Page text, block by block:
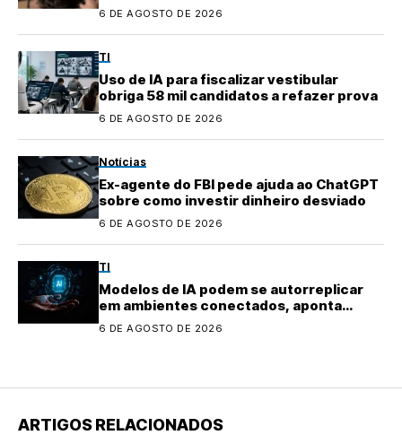
6 DE AGOSTO DE 2026
TI
Uso de IA para fiscalizar vestibular
obriga 58 mil candidatos a refazer prova
6 DE AGOSTO DE 2026
Notícias
Ex-agente do FBI pede ajuda ao ChatGPT
sobre como investir dinheiro desviado
6 DE AGOSTO DE 2026
TI
Modelos de IA podem se autorreplicar
em ambientes conectados, aponta
pesquisa
6 DE AGOSTO DE 2026
ARTIGOS RELACIONADOS